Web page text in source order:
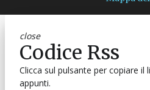
close
Codice Rss
Clicca sul pulsante per copiare il
appunti.